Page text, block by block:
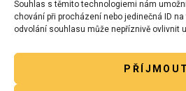
Souhlas s těmito technologiemi nám
chování při procházení nebo jedinečná ID
odvolání souhlasu může nepříznivě ovlivnit
PŘÍJMOUT